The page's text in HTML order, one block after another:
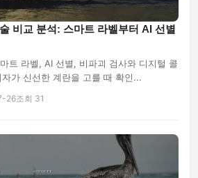
비교 분석: 스마트 라벨부터 AI 선별
트 라벨, AI 선별, 비파괴 검사와 디지털 콜
가 신선한 계란을 고를 때 확인...
26조회 31